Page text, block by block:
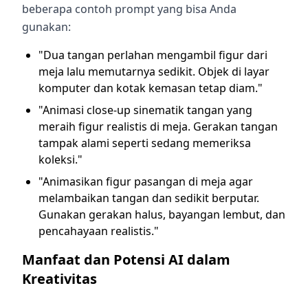
beberapa contoh prompt yang bisa Anda
gunakan:
"Dua tangan perlahan mengambil figur dari
meja lalu memutarnya sedikit. Objek di layar
komputer dan kotak kemasan tetap diam."
"Animasi close-up sinematik tangan yang
meraih figur realistis di meja. Gerakan tangan
tampak alami seperti sedang memeriksa
koleksi."
"Animasikan figur pasangan di meja agar
melambaikan tangan dan sedikit berputar.
Gunakan gerakan halus, bayangan lembut, dan
pencahayaan realistis."
Manfaat dan Potensi AI dalam
Kreativitas